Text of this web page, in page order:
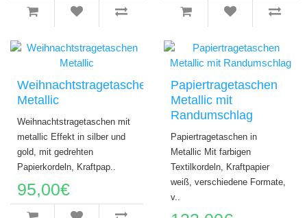
Weihnachtstragetaschen
Metallic
Weihnachtstragetaschen mit
metallic Effekt in silber und
gold, mit gedrehten
Papierkordeln, Kraftpap..
95,00€
Papiertragetaschen
Metallic mit
Randumschlag
Papiertragetaschen in
Metallic Mit farbigen
Textilkordeln, Kraftpapier
weiß, verschiedene Formate,
v..